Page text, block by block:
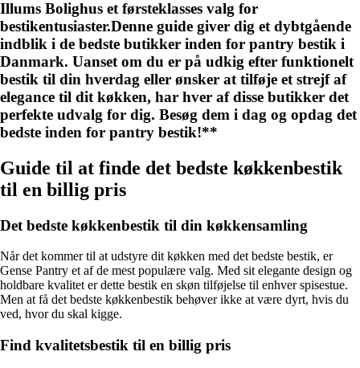
Illums Bolighus et førsteklasses valg for
bestikentusiaster.Denne guide giver dig et dybtgående
indblik i de bedste butikker inden for pantry bestik i
Danmark. Uanset om du er på udkig efter funktionelt
bestik til din hverdag eller ønsker at tilføje et strejf af
elegance til dit køkken, har hver af disse butikker det
perfekte udvalg for dig. Besøg dem i dag og opdag det
bedste inden for pantry bestik!**
Guide til at finde det bedste køkkenbestik
til en billig pris
Det bedste køkkenbestik til din køkkensamling
Når det kommer til at udstyre dit køkken med det bedste bestik, er
Gense Pantry et af de mest populære valg. Med sit elegante design og
holdbare kvalitet er dette bestik en skøn tilføjelse til enhver spisestue.
Men at få det bedste køkkenbestik behøver ikke at være dyrt, hvis du
ved, hvor du skal kigge.
Find kvalitetsbestik til en billig pris